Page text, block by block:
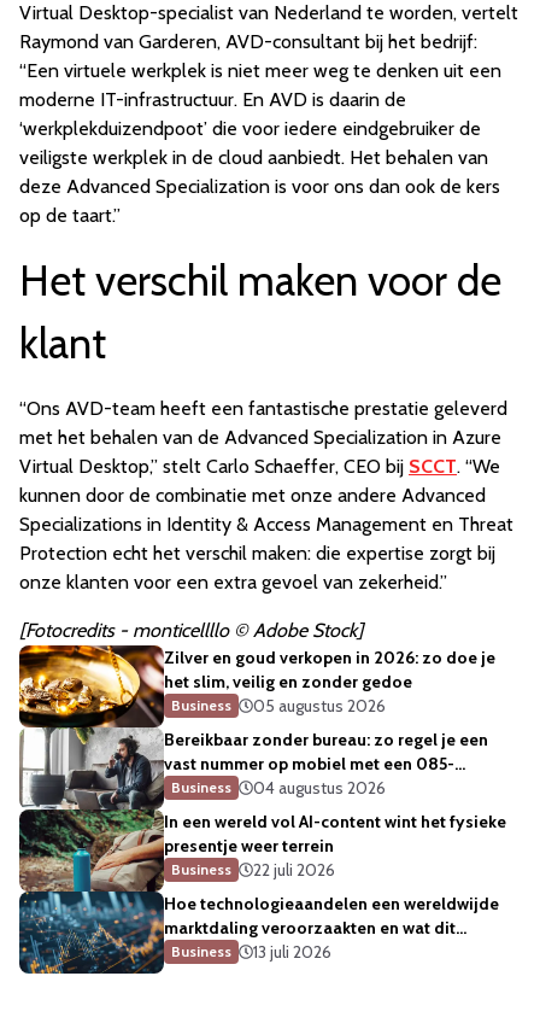
Virtual Desktop-specialist van Nederland te worden, vertelt
Raymond van Garderen, AVD-consultant bij het bedrijf:
“Een virtuele werkplek is niet meer weg te denken uit een
moderne IT-infrastructuur. En AVD is daarin de
‘werkplekduizendpoot’ die voor iedere eindgebruiker de
veiligste werkplek in de cloud aanbiedt. Het behalen van
deze Advanced Specialization is voor ons dan ook de kers
op de taart.”
Het verschil maken voor de
klant
“Ons AVD-team heeft een fantastische prestatie geleverd
met het behalen van de Advanced Specialization in Azure
Virtual Desktop,” stelt Carlo Schaeffer, CEO bij SCCT. “We
kunnen door de combinatie met onze andere Advanced
Specializations in Identity & Access Management en Threat
Protection echt het verschil maken: die expertise zorgt bij
onze klanten voor een extra gevoel van zekerheid.”
[Fotocredits - monticellllo © Adobe Stock]
Zilver en goud verkopen in 2026: zo doe je
het slim, veilig en zonder gedoe
Business
05 augustus 2026
Bereikbaar zonder bureau: zo regel je een
vast nummer op mobiel met een 085-
telefoonnummer
Business
04 augustus 2026
In een wereld vol AI-content wint het fysieke
presentje weer terrein
Business
22 juli 2026
Hoe technologieaandelen een wereldwijde
marktdaling veroorzaakten en wat dit
betekent voor de sector
Business 13 juli 2026